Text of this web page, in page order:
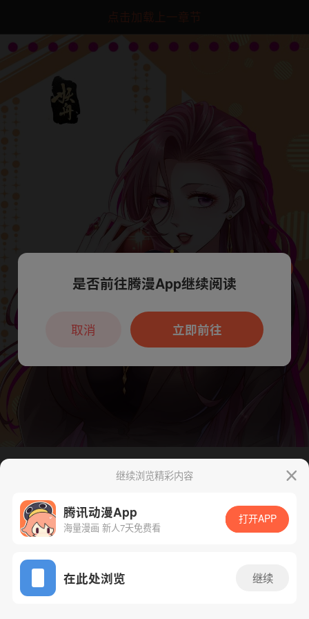
点击加载上一章节
App免费看
腾漫App免费看
继续浏览精彩内容
腾讯动漫App
海量漫画 新人7天免费看
打开APP
在此处浏览 继续
本章节仅支持App阅读，可打开App新用
户7天免费看
是否前往腾漫App继续阅读
立即前往
取消